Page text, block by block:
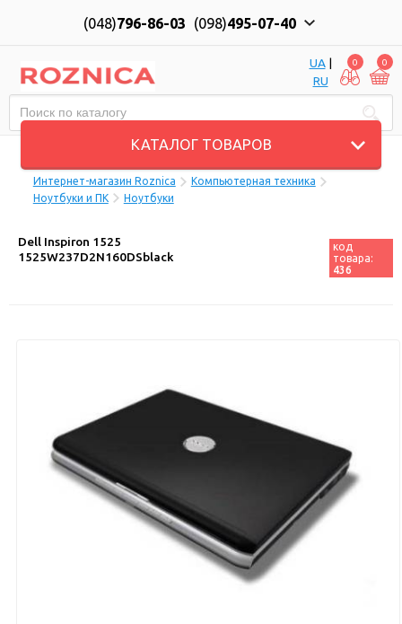
(048)796-86-03 (098)495-07-40
UA|
RU
0 0
КАТАЛОГ ТОВАРОВ
Интернет-магазин Roznica
Компьютерная техника
Ноутбуки и ПК
Ноутбуки
Dell Inspiron 1525
1525W237D2N160DSblack
код
товара:
436